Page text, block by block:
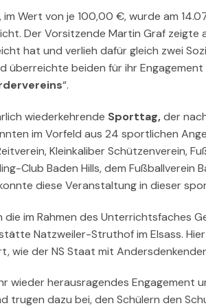
Wert von je 100,00 €, wurde am
Der Vorsitzende Martin Graf zeigte
hat und verlieh dafür gleich zwei
überreichte beiden für ihr
“.
wiederkehrende Sporttag,der
im Vorfeld aus 24 sportlichen
Kleinkaliber Schützenverein,
Club Baden Hills, dem Fußballverein
diese Veranstaltung in dieser
im Rahmen des Unterrichtsfaches
Natzweiler-Struthof im Elsass.
wie der NS Staat mit
wieder herausragendes Engagement
trugen dazu bei, den Schülern den